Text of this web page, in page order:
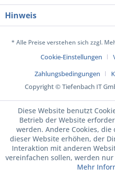
Hinweis
* Alle Preise verstehen sich zzgl.
Cookie-Einstellungen
Zahlungsbedingungen
Copyright © Tiefenbach IT
Diese Website benutzt
Betrieb der Website
werden. Andere Cookies,
dieser Website erhöhen, der
Interaktion mit anderen
vereinfachen sollen, werden
Mehr